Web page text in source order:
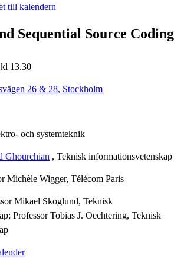
till kalendern
Sequential Source Coding
13.30
26 & 28, Stockholm
och systemteknik
Ghourchian , Teknisk informationsvetenskap
Michèle Wigger, Télécom Paris
Mikael Skoglund, Teknisk
Professor Tobias J. Oechtering, Teknisk